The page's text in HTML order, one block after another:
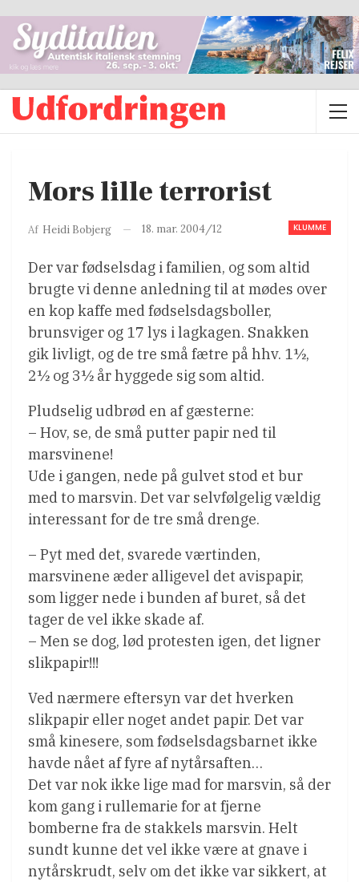
Mors lille terrorist
KLUMME
Af Heidi Bobjerg 18. mar. 2004/12
Der var fødselsdag i familien, og som altid
brugte vi denne anledning til at mødes over
en kop kaffe med fødselsdagsboller,
brunsviger og 17 lys i lagkagen. Snakken
gik livligt, og de tre små fætre på hhv. 1½,
2½ og 3½ år hyggede sig som altid.
Pludselig udbrød en af gæsterne:
– Hov, se, de små putter papir ned til
marsvinene!
Ude i gangen, nede på gulvet stod et bur
med to marsvin. Det var selvfølgelig vældig
interessant for de tre små drenge.
– Pyt med det, svarede værtinden,
marsvinene æder alligevel det avispapir,
som ligger nede i bunden af buret, så det
tager de vel ikke skade af.
– Men se dog, lød protesten igen, det ligner
slikpapir!!!
Ved nærmere eftersyn var det hverken
slikpapir eller noget andet papir. Det var
små kinesere, som fødselsdagsbarnet ikke
havde nået af fyre af nytårsaften…
Det var nok ikke lige mad for marsvin, så der
kom gang i rullemarie for at fjerne
bomberne fra de stakkels marsvin. Helt
sundt kunne det vel ikke være at gnave i
nytårskrudt, selv om det ikke var sikkert, at